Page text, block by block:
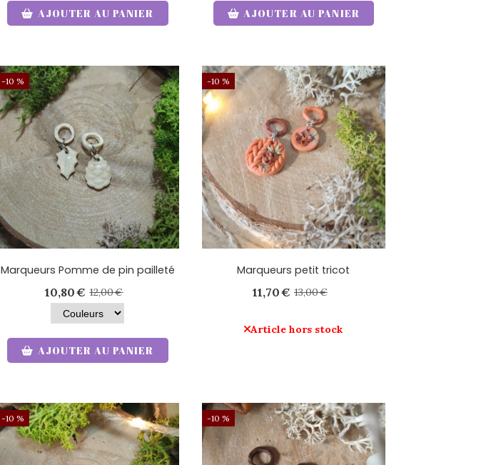
AJOUTER AU PANIER AJOUTER AU PANIER
-10 %
Marqueurs Pomme de pin pailleté
10,80€ 12,00€
AJOUTER AU PANIER
-10 %
Marqueurs petit tricot
11,70€ 13,00€
Article hors stock
-10 % -10 %